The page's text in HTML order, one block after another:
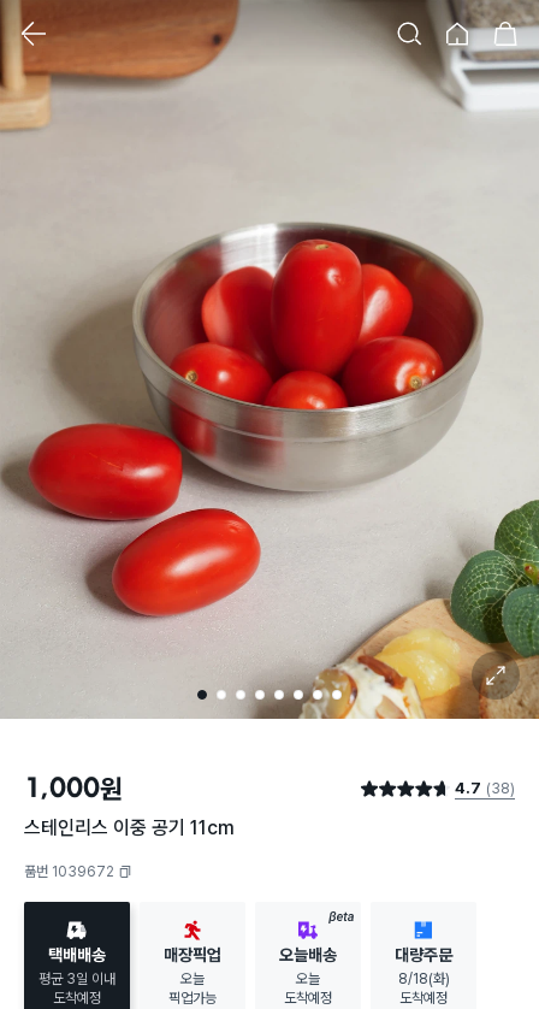
검색 홈 장바구니
1 2 3 4 5 6 7 8
확대 보기
1,000원 별점 4.7점 4.7 (38)
스테인리스 이중 공기 11cm
품번 1039672
택배배송
평균 3일 이내
도착예정
매장픽업
오늘
픽업가능
BETA
오늘배송
오늘
도착예정
대량주문
8/18(화)
도착예정